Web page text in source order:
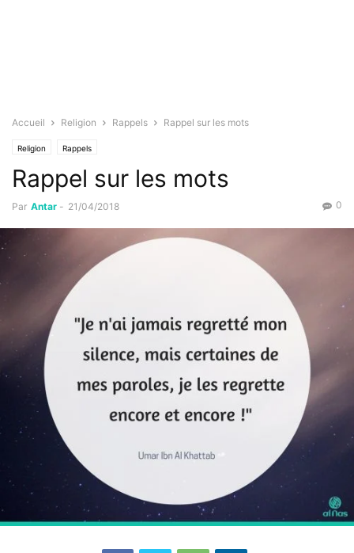
Accueil Religion Rappels Rappel sur les mots
Religion Rappels
Rappel sur les mots
Par Antar - 21/04/2018 0